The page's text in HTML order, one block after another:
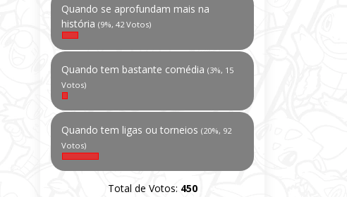
Quando se aprofundam mais na
história (9%, 42 Votos)
Quando tem bastante comédia (3%, 15
Votos)
Quando tem ligas ou torneios (20%, 92
Votos)
Total de Votos: 450